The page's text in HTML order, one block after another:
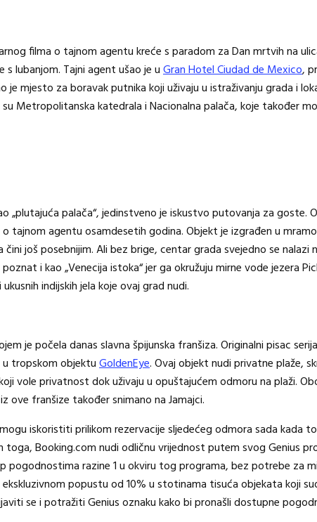
filma o tajnom agentu kreće s paradom za Dan mrtvih na
s lubanjom. Tajni agent ušao je uGran Hotel Ciudad de Mexico,
mjesto za boravak putnika koji uživaju u istraživanju grada i
Metropolitanska katedrala i Nacionalna palača, koje također
„plutajuća palača“, jedinstveno je iskustvo putovanja za goste.
tajnom agentu osamdesetih godina. Objekt je izgrađen u
još posebnijim. Ali bez brige, centar grada svejedno se nalazi
i kao „Venecija istoka“ jer ga okružuju mirne vode jezera
indijskih jela koje ovaj grad nudi.
je počela danas slavna špijunska franšiza. Originalni pisac
tropskom objektuGoldenEye. Ovaj objekt nudi privatne plaže,
vole privatnost dok uživaju u opuštajućem odmoru na plaži.
franšize također snimano na Jamajci.
iskoristiti prilikom rezervacije sljedećeg odmora sada kada
toga, Booking.com nudi odličnu vrijednost putem svog Genius
pogodnostima razine 1 u okviru tog programa, bez potrebe za
popustu od 10% u stotinama tisuća objekata koji
se i potražiti Genius oznaku kako bi pronašli dostupne